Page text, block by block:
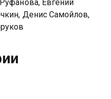
Евгений
Денис Самойлов,